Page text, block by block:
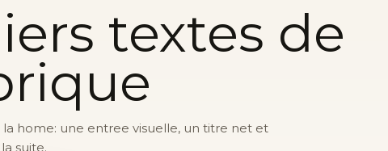
textes de
home: une entree visuelle, un titre net et
suite.